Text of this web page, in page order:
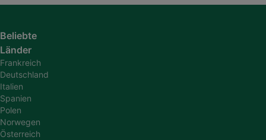
Beliebte
Länder
Frankreich
Deutschland
Italien
Spanien
Polen
Norwegen
Österreich